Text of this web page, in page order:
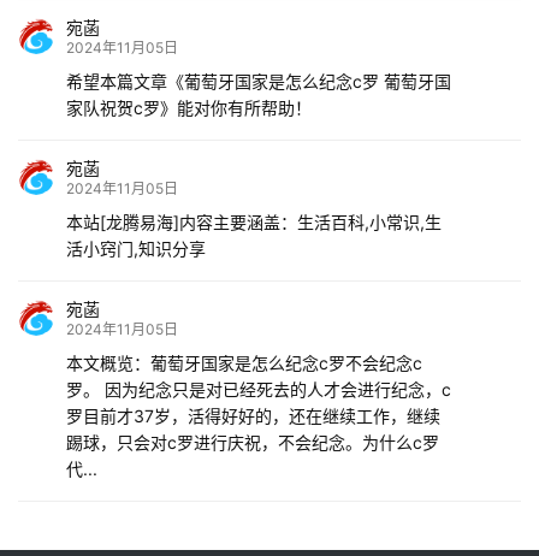
宛菡
2024年11月05日
希望本篇文章《葡萄牙国家是怎么纪念c罗 葡萄牙国
家队祝贺c罗》能对你有所帮助！
宛菡
2024年11月05日
本站[龙腾易海]内容主要涵盖：生活百科,小常识,生
活小窍门,知识分享
宛菡
2024年11月05日
本文概览：葡萄牙国家是怎么纪念c罗不会纪念c
罗。 因为纪念只是对已经死去的人才会进行纪念，c
罗目前才37岁，活得好好的，还在继续工作，继续
踢球，只会对c罗进行庆祝，不会纪念。为什么c罗
代...